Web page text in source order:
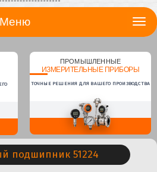
Меню
ПРОМЫШЛЕННЫЕ
ИЗМЕРИТЕЛЬНЫЕ ПРИБОРЫ
ТОЧНЫЕ РЕШЕНИЯ ДЛЯ ВАШЕГО ПРОИЗВОДСТВА
подшипник 51224